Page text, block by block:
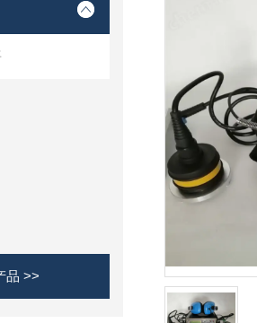
品 >>